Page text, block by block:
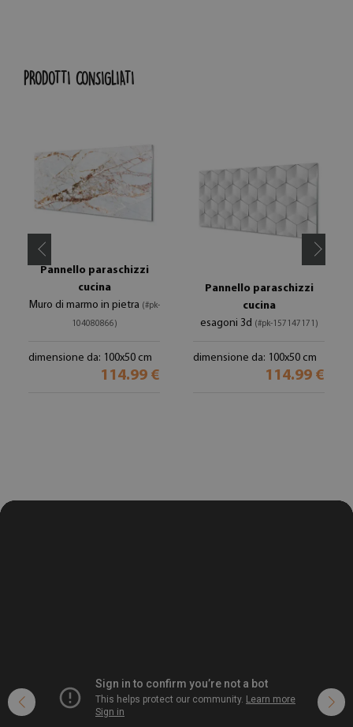
PRODOTTI CONSIGLIATI
Pannello paraschizzi
cucina
Muro di marmo in pietra (#pk-
104080866)
dimensione da: 100x50 cm
114.99 €
Pannello paraschizzi
cucina
esagoni 3d (#pk-157147171)
dimensione da: 100x50 cm
114.99 €